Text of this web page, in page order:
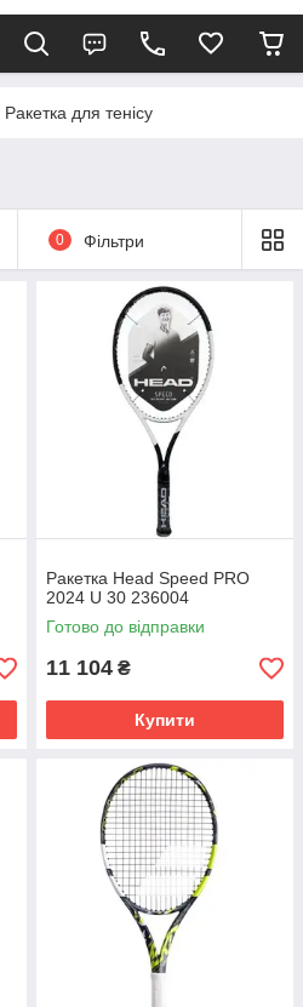
Ракетка для тенісу
0 Фільтри
Ракетка Head Speed PRO
2024 U 30 236004
Готово до відправки
11 104 ₴
Купити